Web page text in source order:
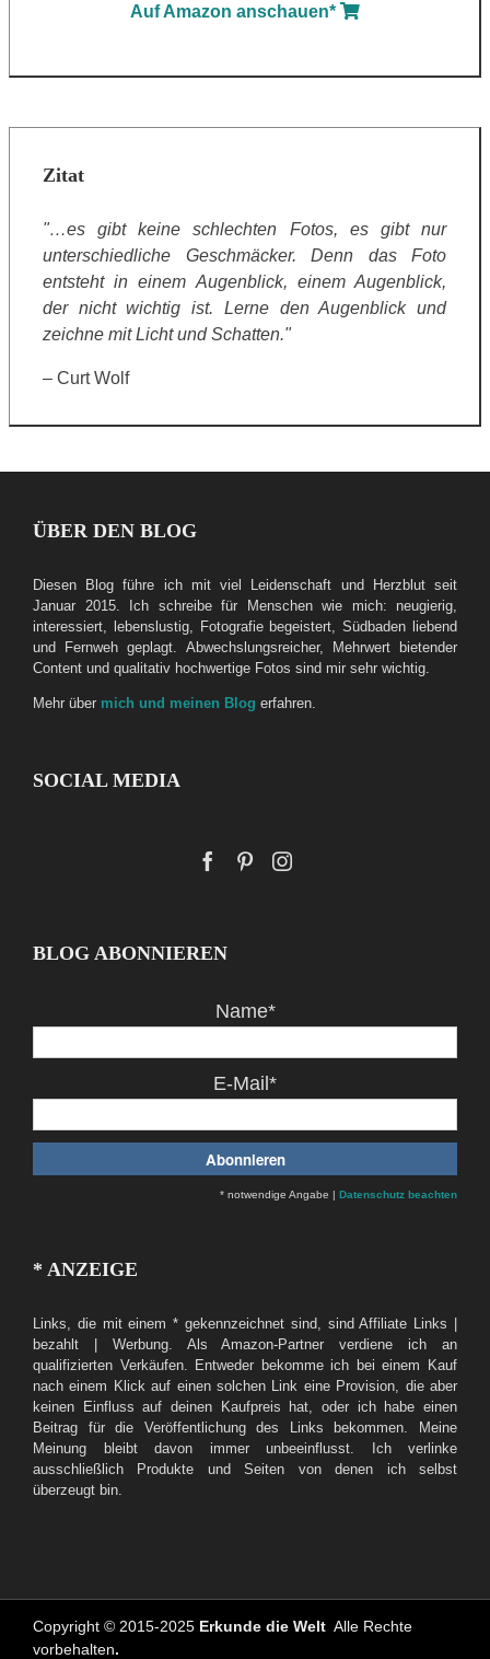
Auf Amazon anschauen*
Zitat
"…es gibt keine schlechten Fotos, es gibt nur
unterschiedliche Geschmäcker. Denn das Foto
entsteht in einem Augenblick, einem Augenblick,
der nicht wichtig ist. Lerne den Augenblick und
zeichne mit Licht und Schatten."
– Curt Wolf
ÜBER DEN BLOG
Diesen Blog führe ich mit viel Leidenschaft und Herzblut seit
Januar 2015. Ich schreibe für Menschen wie mich: neugierig,
interessiert, lebenslustig, Fotografie begeistert, Südbaden liebend
und Fernweh geplagt. Abwechslungsreicher, Mehrwert bietender
Content und qualitativ hochwertige Fotos sind mir sehr wichtig.
Mehr über mich und meinen Blog erfahren.
SOCIAL MEDIA
BLOG ABONNIEREN
Name*
E-Mail*
* notwendige Angabe | Datenschutz beachten
* ANZEIGE
Links, die mit einem * gekennzeichnet sind, sind Affiliate Links |
bezahlt | Werbung. Als Amazon-Partner verdiene ich an
qualifizierten Verkäufen. Entweder bekomme ich bei einem Kauf
nach einem Klick auf einen solchen Link eine Provision, die aber
keinen Einfluss auf deinen Kaufpreis hat, oder ich habe einen
Beitrag für die Veröffentlichung des Links bekommen. Meine
Meinung bleibt davon immer unbeeinflusst. Ich verlinke
ausschließlich Produkte und Seiten von denen ich selbst
überzeugt bin.
Copyright © 2015-2025 Erkunde die Welt Alle Rechte
vorbehalten.